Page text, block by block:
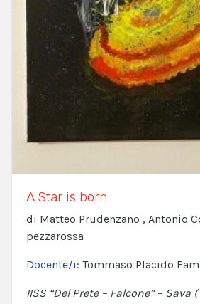
A Star is born
di Matteo Prudenzano , Antonio
pezzarossa
Docente/i: Tommaso Placido
IISS “Del Prete – Falcone” – Sava